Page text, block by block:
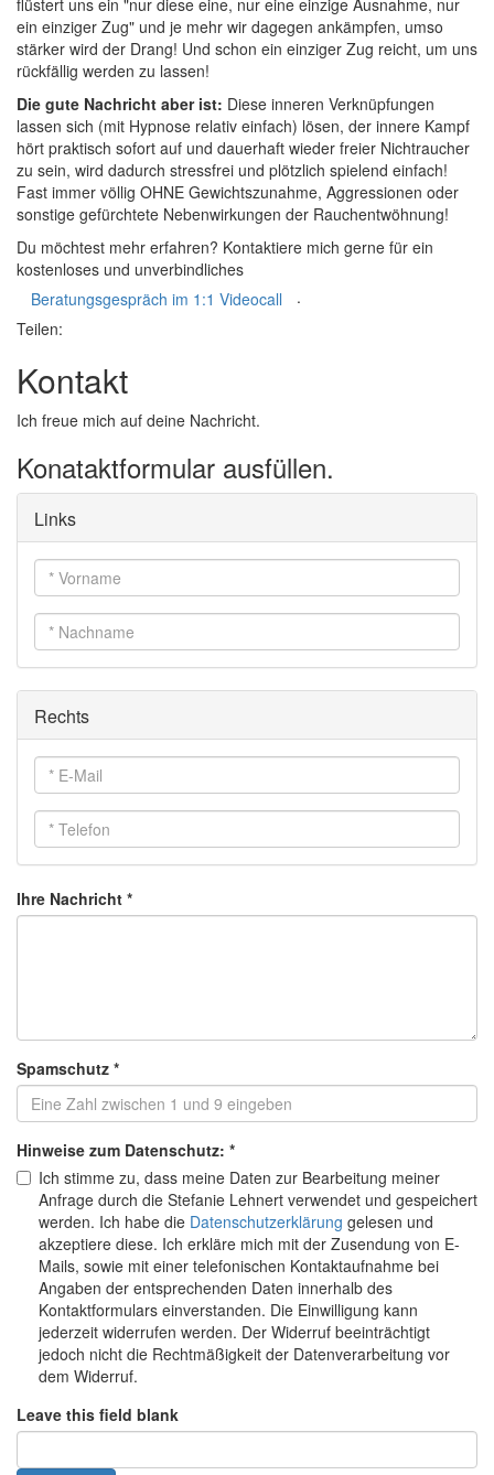
flüstert uns ein "nur diese eine, nur eine einzige Ausnahme, nur
ein einziger Zug" und je mehr wir dagegen ankämpfen, umso
stärker wird der Drang! Und schon ein einziger Zug reicht, um uns
rückfällig werden zu lassen!
Die gute Nachricht aber ist: Diese inneren Verknüpfungen
lassen sich (mit Hypnose relativ einfach) lösen, der innere Kampf
hört praktisch sofort auf und dauerhaft wieder freier Nichtraucher
zu sein, wird dadurch stressfrei und plötzlich spielend einfach!
Fast immer völlig OHNE Gewichtszunahme, Aggressionen oder
sonstige gefürchtete Nebenwirkungen der Rauchentwöhnung!
Du möchtest mehr erfahren? Kontaktiere mich gerne für ein
kostenloses und unverbindliches
Beratungsgespräch im 1:1 Videocall
.
Teilen:
Kontakt
Ich freue mich auf deine Nachricht.
Konataktformular ausfüllen.
Links
Vorname
Nachname
Rechts
E-
Mail
*
Telefon
Ihre Nachricht *
Spamschutz *
Hinweise zum Datenschutz: *
Ich stimme zu, dass meine Daten zur Bearbeitung meiner
Anfrage durch die Stefanie Lehnert verwendet und gespeichert
werden. Ich habe die Datenschutzerklärung gelesen und
akzeptiere diese. Ich erkläre mich mit der Zusendung von E-
Mails, sowie mit einer telefonischen Kontaktaufnahme bei
Angaben der entsprechenden Daten innerhalb des
Kontaktformulars einverstanden. Die Einwilligung kann
jederzeit widerrufen werden. Der Widerruf beeinträchtigt
jedoch nicht die Rechtmäßigkeit der Datenverarbeitung vor
dem Widerruf.
Leave this field blank